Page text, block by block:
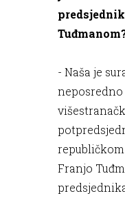
- Naša je
Franjo